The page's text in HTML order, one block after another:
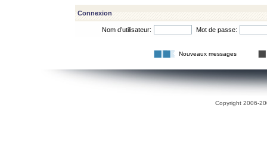
Connexion
Nom d’utilisateur: Mot de passe:
Nouveaux messages
Copyright 2006-